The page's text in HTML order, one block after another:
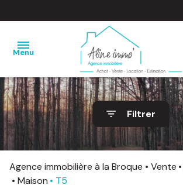
Menu
nos
ventes
nos
locations
Filtrer
Agence immobilière à la Broque Vente
Maison
T5